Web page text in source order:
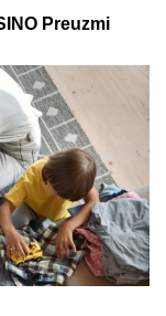
nestala: Posle
kada je saznao